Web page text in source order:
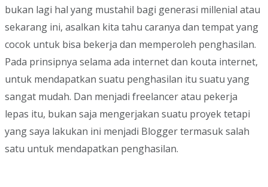
bukan lagi hal yang mustahil bagi generasi millenial atau
sekarang ini, asalkan kita tahu caranya dan tempat yang
cocok untuk bisa bekerja dan memperoleh penghasilan.
Pada prinsipnya selama ada internet dan kouta internet,
untuk mendapatkan suatu penghasilan itu suatu yang
sangat mudah. Dan menjadi freelancer atau pekerja
lepas itu, bukan saja mengerjakan suatu proyek tetapi
yang saya lakukan ini menjadi Blogger termasuk salah
satu untuk mendapatkan penghasilan.